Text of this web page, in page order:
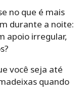
no que é mais
durante a noite:
apoio irregular,
você seja até
quando